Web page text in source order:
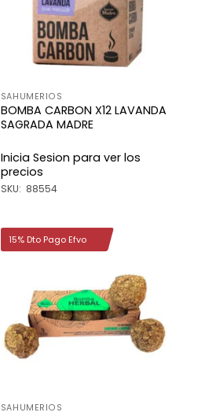
SAHUMERIOS
BOMBA CARBON X12 LAVANDA
SAGRADA MADRE
Inicia Sesion para ver los
precios
SKU: 88554
a la
lista de
deseos
SAHUMERIOS
15% Dto Pago Efvo